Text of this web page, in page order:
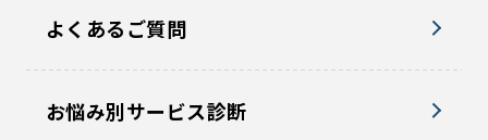
よくあるご質問
お悩み別サービス診断